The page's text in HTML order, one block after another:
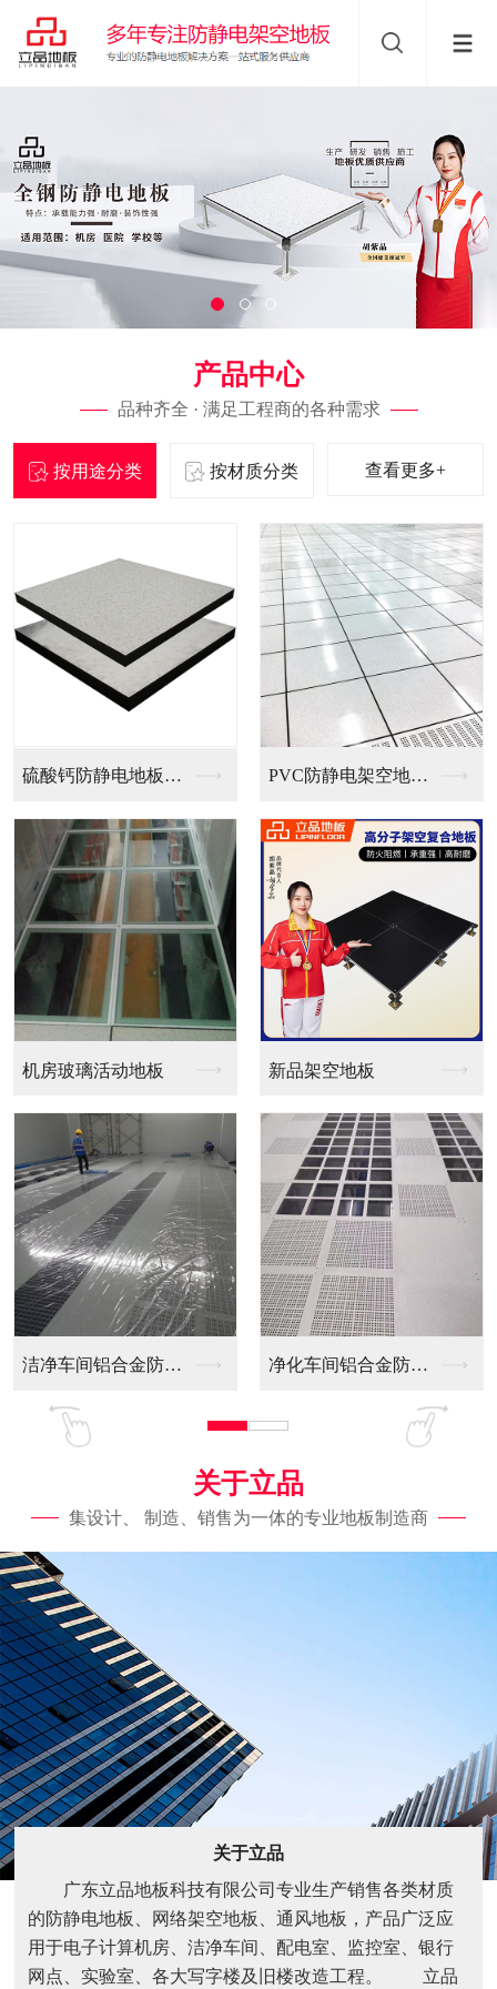
产品中心
品种齐全 · 满足工程商的各种需求
按用途分类 按材质分类 查看更多+
PVC防静电架空地板...
新品架空地板
净化车间铝合金防静电...
全钢无边防静电地板
全铝防静电地板
关于立品
集设计、 制造、销售为一体的专业地板制造商
关于立品
广东立品地板科技有限公司专业生产销售各类材质
的防静电地板、网络架空地板、通风地板，产品广泛应
用于电子计算机房、洁净车间、配电室、监控室、银行
网点、实验室、各大写字楼及旧楼改造工程。 立品